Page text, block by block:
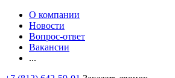
О компании
Новости
Вопрос-ответ
Вакансии
...